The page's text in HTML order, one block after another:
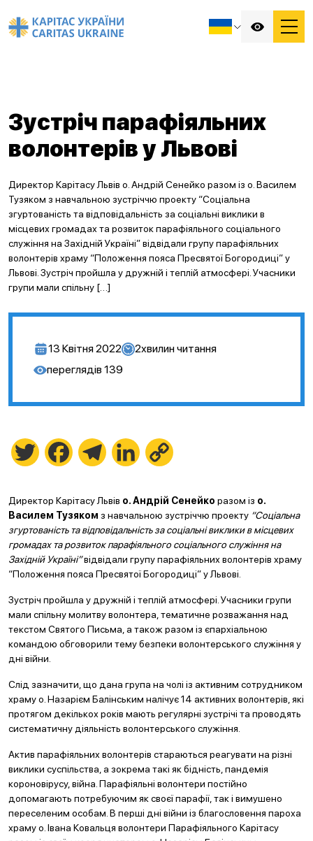
Зустріч парафіяльних
волонтерів у Львові
Директор Карітасу Львів о. Андрій Сенейко разом із о. Василем
Тузяком з навчальною зустріччю проекту “Соціальна
згуртованість та відповідальність за соціальні виклики в
місцевих громадах та розвиток парафіяльного соціального
служіння на Західній Україні” відвідали групу парафіяльних
волонтерів храму “Положення пояса Пресвятої Богородиці” у
Львові. Зустріч пройшла у дружній і теплій атмосфері. Учасники
групи мали спільну […]
13 Квітня 2022 2хвилин читання
переглядів 139
Twitter FacebookTelegramLinkedIn
Директор Карітасу Львів о. Андрій Сенейко разом із о.
Василем Тузяком з навчальною зустріччю проекту “Соціальна
згуртованість та відповідальність за соціальні виклики в місцевих
громадах та розвиток парафіяльного соціального служіння на
Західній Україні”відвідали групу парафіяльних волонтерів храму
“Положення пояса Пресвятої Богородиці” у Львові.
Зустріч пройшла у дружній і теплій атмосфері. Учасники групи
мали спільну молитву волонтера, тематичне розважання над
текстом Святого Письма, а також разом із єпархіальною
командою обговорили тему безпеки волонтерського служіння у
дні війни.
Слід зазначити, що дана група на чолі із активним сотрудником
храму о. Назарієм Балінським налічує 14 активних волонтерів, які
протягом декількох років мають регулярні зустрічі та проводять
систематичну діяльність волонтерського служіння.
Актив парафіяльних волонтерів стараються реагувати на різні
виклики суспільства, а зокрема такі як бідність, пандемія
короновірусу, війна. Парафіяльні волонтери постійно
допомагають потребуючим як своєї парафії, так і вимушено
переселеним особам. В перші дні війни із благословення пароха
храму о. Івана Ковальця волонтери Парафіяльного Карітасу